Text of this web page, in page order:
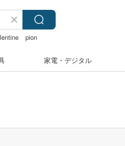
pion
家電・デジタル